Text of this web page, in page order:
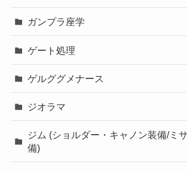
ガンプラ座学
ゲート処理
ゲルググメナース
ジオラマ
ジム (ショルダー・キャノン装備/ミ
備)